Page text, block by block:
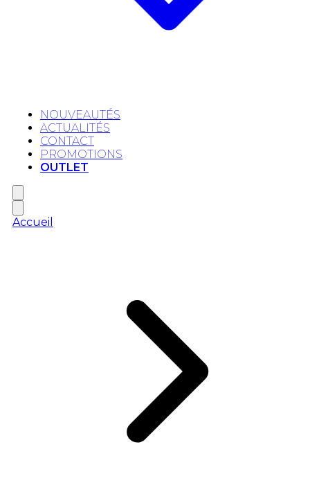
NOUVEAUTÉS
ACTUALITÉS
CONTACT
PROMOTIONS
OUTLET
Accueil